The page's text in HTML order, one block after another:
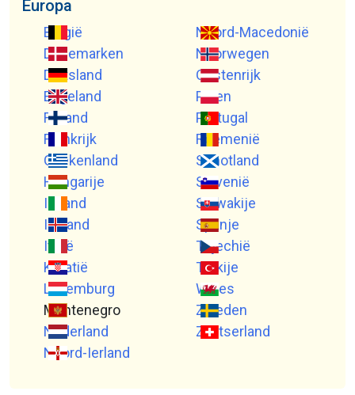
Europa
België
Denemarken
Duitsland
Engeland
Finland
Frankrijk
Griekenland
Hongarije
Ierland
IJsland
Italië
Kroatië
Luxemburg
Montenegro
Nederland
Noord-Ierland
Noord-Macedonië
Noorwegen
Oostenrijk
Polen
Portugal
Roemenië
Schotland
Slovenië
Slowakije
Spanje
Tsjechië
Turkije
Wales
Zweden
Zwitserland